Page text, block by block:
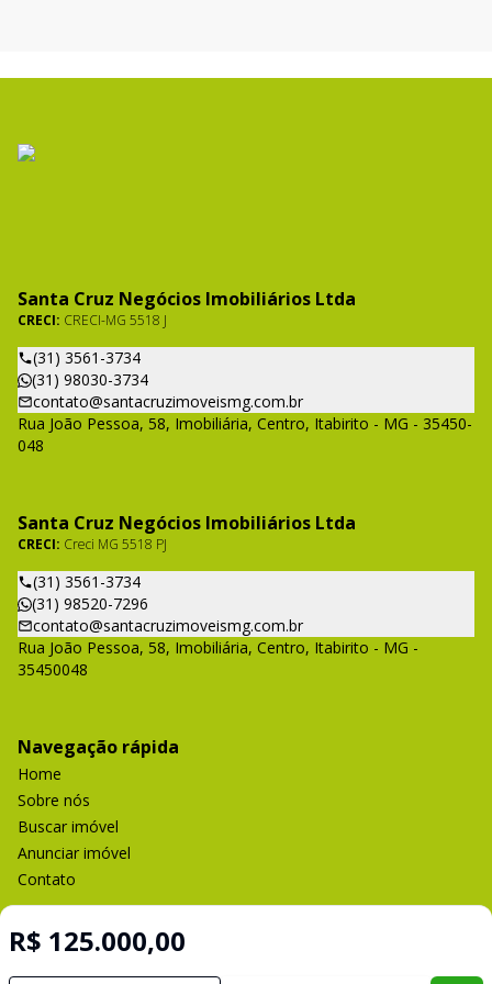
R$ 125.000,00
Santa Cruz Negócios Imobiliários Ltda
CRECI: CRECI-MG 5518 J
(31) 3561-3734
(31) 98030-3734
contato@santacruzimoveismg.com.br
Rua João Pessoa, 58, Imobiliária, Centro, Itabirito - MG - 35450-
048
Santa Cruz Negócios Imobiliários Ltda
CRECI: Creci MG 5518 PJ
(31) 3561-3734
(31) 98520-7296
contato@santacruzimoveismg.com.br
Rua João Pessoa, 58, Imobiliária, Centro, Itabirito - MG -
35450048
Navegação rápida
Home
Sobre nós
Buscar imóvel
Anunciar imóvel
Contato